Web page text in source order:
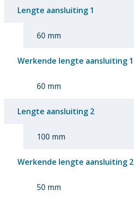
Lengte aansluiting 1
60 mm
Werkende lengte aansluiting 1
60 mm
Lengte aansluiting 2
100 mm
Werkende lengte aansluiting 2
50 mm